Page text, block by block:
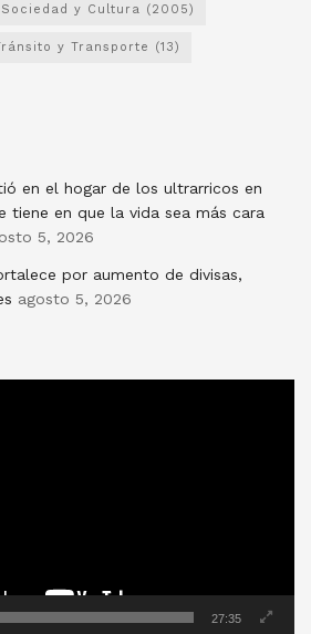
Sociedad y Cultura (2005)
y Transporte (13)
en el hogar de los ultrarricos en
tiene en que la vida sea más cara
5, 2026
por aumento de divisas,
agosto 5, 2026
27:35